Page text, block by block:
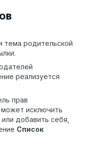
тема родительской
реализуется
прав
может исключить
добавить себя,
Список